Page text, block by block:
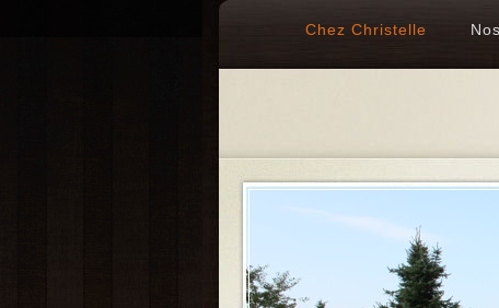
Chez Christelle